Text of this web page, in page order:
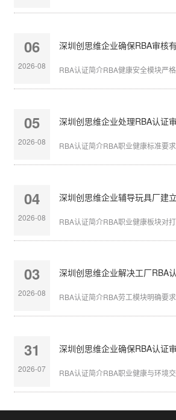
06
2026-08
深圳创思维企业确保RBA审核
RBA认证简介RBA健康安全模块严
05
2026-08 RBA认证简介RBA职业健康标准要
04
2026-08 RBA认证简介RBA职业健康板块对
03
2026-08 RBA认证简介RBA劳工模块明确要
31
2026-07 RBA认证简介RBA职业健康与环境